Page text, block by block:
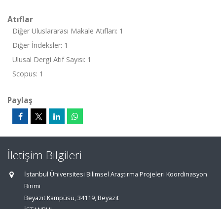
Atıflar
Diğer Uluslararası Makale Atıfları: 1
Diğer İndeksler: 1
Ulusal Dergi Atıf Sayısı: 1
Scopus: 1
Paylaş
İletişim Bilgileri
İstanbul Üniversitesi Bilimsel Araştırma Projeleri Koordinasyon
Birimi
Beyazıt Kampüsü, 34119, Beyazıt